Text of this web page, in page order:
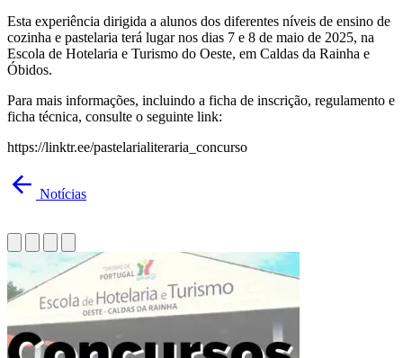
Esta experiência dirigida a alunos dos diferentes níveis de ensino de
cozinha e pastelaria terá lugar nos dias 7 e 8 de maio de 2025, na
Escola de Hotelaria e Turismo do Oeste, em Caldas da Rainha e
Óbidos.
Para mais informações, incluindo a ficha de inscrição, regulamento e
ficha técnica, consulte o seguinte link:
https://linktr.ee/pastelarialiteraria_concurso
Notícias